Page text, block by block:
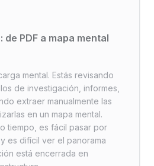
de PDF a mapa mental
mental. Estás revisando
de investigación, informes,
extraer manualmente las
en un mapa mental.
tiempo, es fácil pasar por
es difícil ver el panorama
está encerrada en